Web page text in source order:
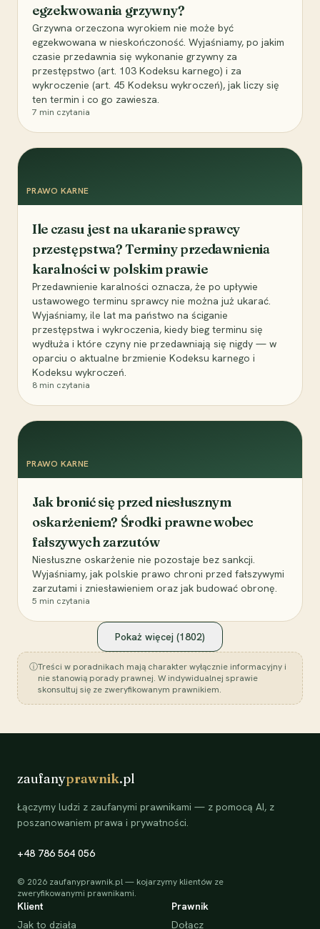
egzekwowania grzywny?
Grzywna orzeczona wyrokiem nie może być
egzekwowana w nieskończoność. Wyjaśniamy, po jakim
czasie przedawnia się wykonanie grzywny za
przestępstwo (art. 103 Kodeksu karnego) i za
wykroczenie (art. 45 Kodeksu wykroczeń), jak liczy się
ten termin i co go zawiesza.
7 min czytania
PRAWO KARNE
Ile czasu jest na ukaranie sprawcy
przestępstwa? Terminy przedawnienia
karalności w polskim prawie
Przedawnienie karalności oznacza, że po upływie
ustawowego terminu sprawcy nie można już ukarać.
Wyjaśniamy, ile lat ma państwo na ściganie
przestępstwa i wykroczenia, kiedy bieg terminu się
wydłuża i które czyny nie przedawniają się nigdy — w
oparciu o aktualne brzmienie Kodeksu karnego i
Kodeksu wykroczeń.
8 min czytania
PRAWO KARNE
Jak bronić się przed niesłusznym
oskarżeniem? Środki prawne wobec
fałszywych zarzutów
Niesłuszne oskarżenie nie pozostaje bez sankcji.
Wyjaśniamy, jak polskie prawo chroni przed fałszywymi
zarzutami i zniesławieniem oraz jak budować obronę.
5 min czytania
Pokaż więcej (1802)
ⓘTreści w poradnikach mają charakter wyłącznie informacyjny i
nie stanowią porady prawnej. W indywidualnej sprawie
skonsultuj się ze zweryfikowanym prawnikiem.
zaufanyprawnik.pl
Łączymy ludzi z zaufanymi prawnikami — z pomocą AI, z
poszanowaniem prawa i prywatności.
+48 786 564 056
© 2026 zaufanyprawnik.pl — kojarzymy klientów ze
zweryfikowanymi prawnikami.
Klient
Jak to działa
Prawnik
Dołącz